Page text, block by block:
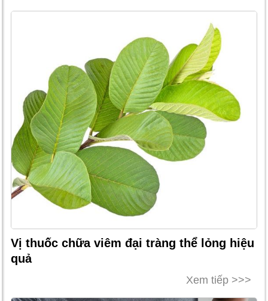
Vị thuốc chữa viêm đại tràng thể lỏng hiệu
quả
Xem tiếp >>>